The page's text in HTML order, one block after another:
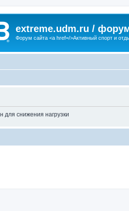
extreme.udm.ru /
Форум сайта <a href=/>Активный спорт и
для снижения нагрузки